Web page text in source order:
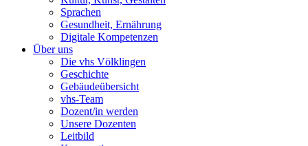
Sprachen
Gesundheit, Ernährung
Digitale Kompetenzen
Über uns
Die vhs Völklingen
Geschichte
Gebäudeübersicht
vhs-Team
Dozent/in werden
Unsere Dozenten
Leitbild